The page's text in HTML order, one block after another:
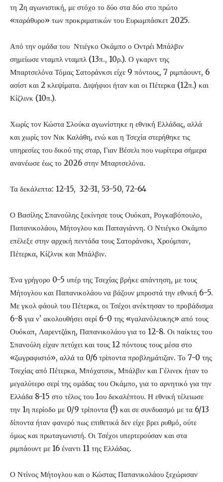
τη 2η αγωνιστική, με στόχο το δύο στα δύο στο πρώτο
«παράθυρο» των προκριματικών του Ευρωμπάσκετ 2025.
Από την ομάδα του Ντιέγκο Οκάμπο ο Οντρέι Μπάλβιν
σημείωσε νταμπλ νταμπλ (13π., 10ρ.). Ο γκαρντ της
Μπαρτσελόνα Τόμας Σατοράνκσι είχε 9 πόντους, 7 ριμπάουντ, 6
ασίστ και 2 κλεψίματα. Διψήφιοι ήταν και οι Πέτερκα (12π.) και
Κίζλινκ (10π.).
Χωρίς τον Κώστα Σλούκα αγωνίστηκε η εθνική Ελλάδας, αλλά
και χωρίς τον Νικ Καλάθη, ενώ και η Τσεχία στερήθηκε τις
υπηρεσίες του δικού της σταρ, Γιαν Βέσελι που νωρίτερα σήμερα
ανανέωσε έως το 2026 στην Μπαρτσελόνα.
Τα δεκάλεπτα: 12-15, 32-31, 53-50, 72-64
Ο Βασίλης Σπανούλης ξεκίνησε τους Ουόκαπ, Ρογκαβόπουλο,
Παπανικολάου, Μήτογλου και Παπαγιάννη. Ο Ντιέγκο Οκάμπο
επέλεξε στην αρχική πεντάδα τους Σατοράνσκι, Χρούμπαν,
Πέτερκα, Κίζλνικ και Μπάλβιν.
Ένα γρήγορο 0-5 υπέρ της Τσεχίας βρήκε απάντηση, με τους
Μήτογλου και Παπανικολάου να βάζουν μπροστά την εθνική 6-5.
Με γκολ φάουλ του Πέτερκα, οι Τσέχοι ανέκτησαν το προβάδισμα
6-8 για ν’ ακολουθήσει σερί 6-0 της «γαλανόλευκης» από τους
Ουόκαπ, Λαρεντζάκη, Παπανικολάου για το 12-8. Οι παίκτες του
Σπανούλη είχαν πετύχει και τους 12 πόντους τους μέσα στο
«ζωγραφιστό», αλλά τα 0/6 τρίποντα προβλημάτιζαν. Το 7-0 της
Τσεχίας από Πέτερκα, Μπόχατσικ, Μπάλβιν και Γέλινεκ ήταν το
μεγαλύτερο σερί της ομάδας του Οκάμπο, για το αρνητικό για την
Ελλάδα 8-15 στο τέλος του 1ου δεκαλέπτου. Η εθνική τέλειωσε
την 1η περίοδο με 0/9 τρίποντα (!) και σε συνδυασμό με τα 6/13
δίποντα ήταν φανερό πως επιθετικά δεν είχε βρει ρυθμό, ούτε
όμως και πρωταγωνιστή. Οι Τσέχοι υπερτερούσαν και στα
ριμπάουντ με 16 έναντι 11 της Ελλάδας.
Ο Ντίνος Μήτογλου και ο Κώστας Παπανικολάου ξεχώρισαν